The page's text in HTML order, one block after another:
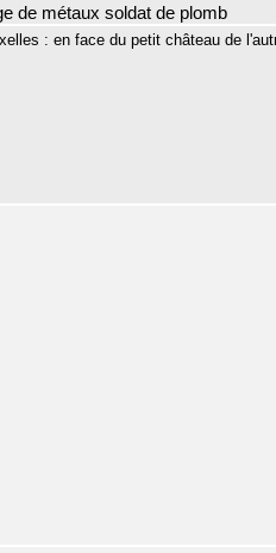
de métaux soldat de plomb
: en face du petit château de